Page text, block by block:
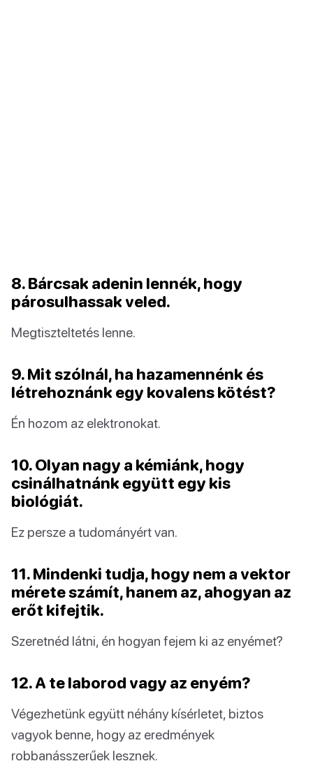
8. Bárcsak adenin lennék, hogy
párosulhassak veled.
Megtiszteltetés lenne.
9. Mit szólnál, ha hazamennénk és
létrehoznánk egy kovalens kötést?
Én hozom az elektronokat.
10. Olyan nagy a kémiánk, hogy
csinálhatnánk együtt egy kis
biológiát.
Ez persze a tudományért van.
11. Mindenki tudja, hogy nem a vektor
mérete számít, hanem az, ahogyan az
erőt kifejtik.
Szeretnéd látni, én hogyan fejem ki az enyémet?
12. A te laborod vagy az enyém?
Végezhetünk együtt néhány kísérletet, biztos
vagyok benne, hogy az eredmények
robbanásszerűek lesznek.